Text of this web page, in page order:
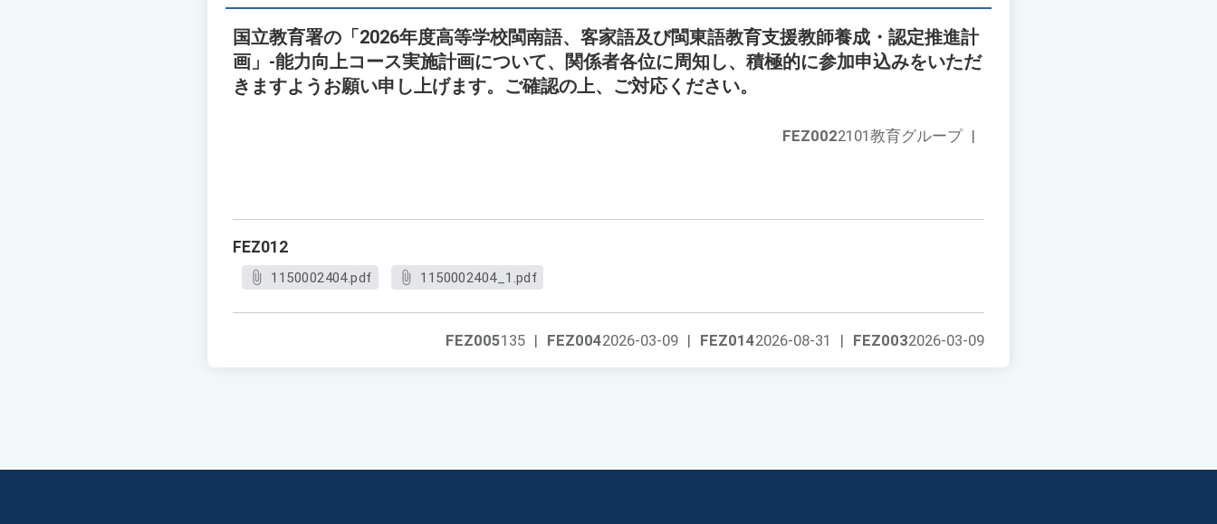
国立教育署の「2026年度高等学校閩南語、客家語及び閩東語教育支援教師養成・認定推進計
画」-能力向上コース実施計画について、関係者各位に周知し、積極的に参加申込みをいただ
きますようお願い申し上げます。ご確認の上、ご対応ください。
FEZ0022101教育グループ |
FEZ012
1150002404.pdf 1150002404_1.pdf
FEZ0032026-03-09
FEZ0142026-08-31 |
FEZ0042026-03-09 |
FEZ005135 |